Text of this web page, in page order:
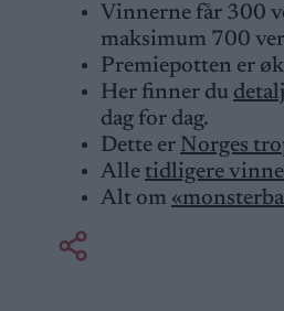
Vinnerne får 300
maksimum 700
Premiepotten er
Her finner du
dag for dag.
Dette er Norges
Alle tidligere
Alt om